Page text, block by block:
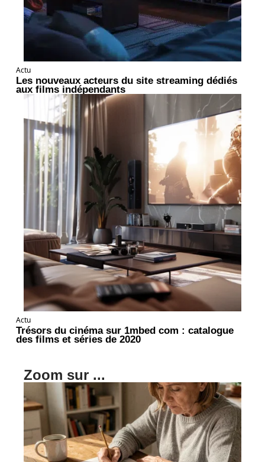
Actu
Les nouveaux acteurs du site streaming dédiés
aux films indépendants
Actu
Trésors du cinéma sur 1mbed com : catalogue
des films et séries de 2020
Zoom sur ...